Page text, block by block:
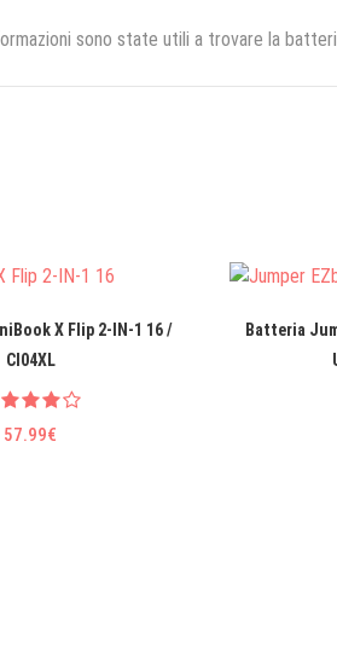
sono state utili a trovare la
X Flip 2-IN-1 16 /
CI04XL
57.99€
Batteria